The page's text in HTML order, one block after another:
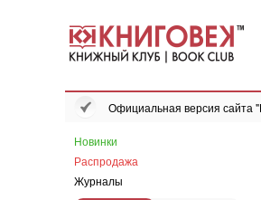
Официальная версия сайта
Новинки
Распродажа
Журналы